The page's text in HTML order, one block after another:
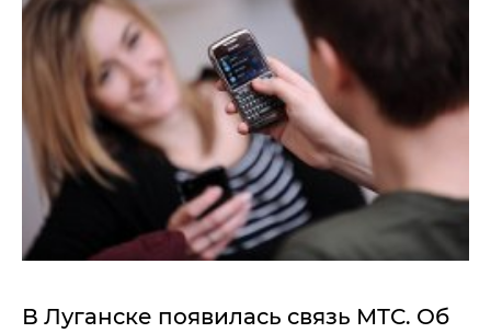
В Луганске появилась связь МТС. Об